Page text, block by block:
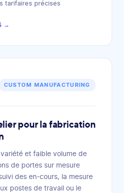
tarifaires précises
→
CUSTOM MANUFACTURING
pour la fabrication
et faible volume de
de portes sur mesure
des en-cours, la mesure
postes de travail ou le